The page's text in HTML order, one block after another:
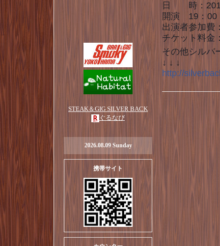
日 時：
開演 19：00
出演者参加費
チケット料金
その他シルバ
↓ ↓ ↓
http://
STEAK＆GIG SILVER BACK
ぐるなび
2026.08.09 Sunday
携帯サイト